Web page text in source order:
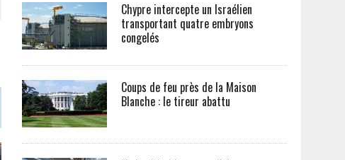
Chypre intercepte un Israélien
transportant quatre embryons
congelés
Coups de feu près de la Maison
Blanche : le tireur abattu